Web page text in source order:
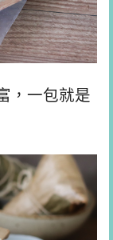
，一包就是